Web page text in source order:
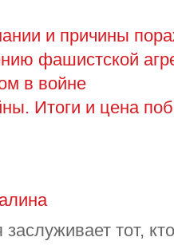
и причины
фашистской
в войне
Итоги и цена
тот,